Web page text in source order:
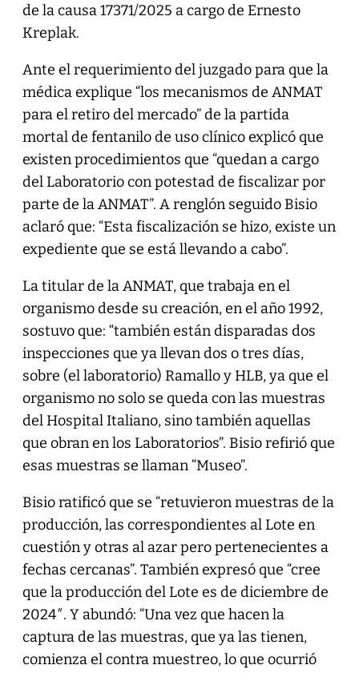
de la causa 17371/2025 a cargo de Ernesto
Kreplak.
Ante el requerimiento del juzgado para que la
médica explique “los mecanismos de ANMAT
para el retiro del mercado” de la partida
mortal de fentanilo de uso clínico explicó que
existen procedimientos que “quedan a cargo
del Laboratorio con potestad de fiscalizar por
parte de la ANMAT”. A renglón seguido Bisio
aclaró que: “Esta fiscalización se hizo, existe un
expediente que se está llevando a cabo”.
La titular de la ANMAT, que trabaja en el
organismo desde su creación, en el año 1992,
sostuvo que: “también están disparadas dos
inspecciones que ya llevan dos o tres días,
sobre (el laboratorio) Ramallo y HLB, ya que el
organismo no solo se queda con las muestras
del Hospital Italiano, sino también aquellas
que obran en los Laboratorios”. Bisio refirió que
esas muestras se llaman “Museo”.
Bisio ratificó que se “retuvieron muestras de la
producción, las correspondientes al Lote en
cuestión y otras al azar pero pertenecientes a
fechas cercanas”. También expresó que “cree
que la producción del Lote es de diciembre de
2024″. Y abundó: “Una vez que hacen la
captura de las muestras, que ya las tienen,
comienza el contra muestreo, lo que ocurrió